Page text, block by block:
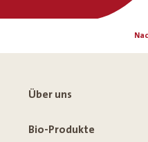
Über uns
Bio-Produkte